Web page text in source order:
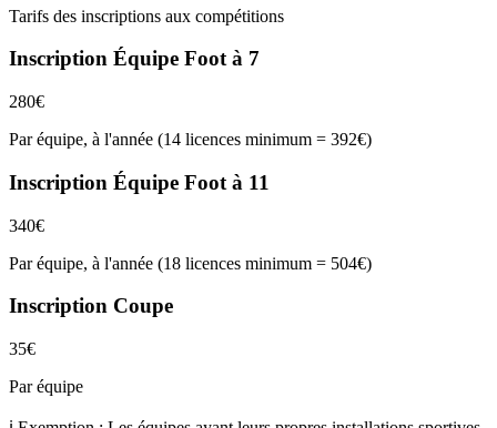
Tarifs des inscriptions aux compétitions
Inscription Équipe Foot à 7
280€
Par équipe, à l'année (14 licences minimum = 392€)
Inscription Équipe Foot à 11
340€
Par équipe, à l'année (18 licences minimum = 504€)
Inscription Coupe
35€
Par équipe